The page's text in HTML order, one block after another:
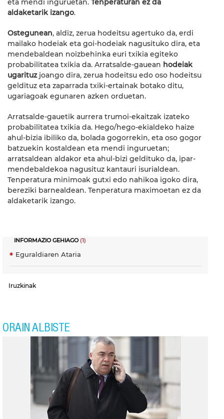
eta mendi inguruetan. Tenperaturan ez da
aldaketarik izango.
Ostegunean, aldiz, zerua hodeitsu agertuko da, erdi
mailako hodeiak eta goi-hodeiak nagusituko dira, eta
mendebaldean noizbehinka euri txikia egiteko
probabilitatea txikia da. Arratsalde-gauean hodeiak
ugarituzjoango dira, zerua hodeitsu edo oso hodeitsu
geldituz eta zaparrada txiki-ertainak botako ditu,
ugariagoak egunaren azken orduetan.
Arratsalde-gauetik aurrera trumoi-ekaitzak izateko
probabilitatea txikia da. Hego/hego-ekialdeko haize
ahul-bizia ibiliko da, bolada gogorrekin, eta oso gogor
batzuekin kostaldean eta mendi inguruetan;
arratsaldean aldakor eta ahul-bizi geldituko da, ipar-
mendebaldekoa nagusituz kantauri isurialdean.
Tenperatura minimoak gutxi edo nahikoa igoko dira,
bereziki barnealdean. Tenperatura maximoetan ez da
aldaketarik izango.
INFORMAZIO GEHIAGO(1)
Eguraldiaren Ataria
Iruzkinak
ORAIN ALBISTE